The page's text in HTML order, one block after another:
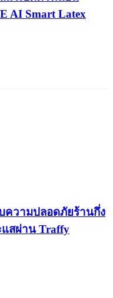
AI Smart Latex
ความปลอดภัยร้านกึ่ง
สผ่าน Traffy